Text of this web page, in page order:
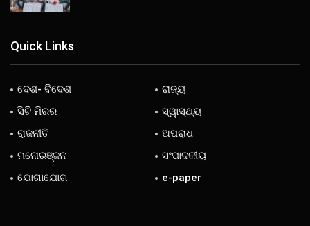
Quick Links
ଦେଶ- ବିଦେଶ
ରାଜ୍ୟ
ସିଟି ମିରର
ସ୍ୱାସ୍ଥ୍ୟ
ରାଜନୀତି
ଅପରାଧ
ମନୋରଞ୍ଜନ
ସଂପାଦକୀୟ
ଯୋଗାଯୋଗ
e-paper